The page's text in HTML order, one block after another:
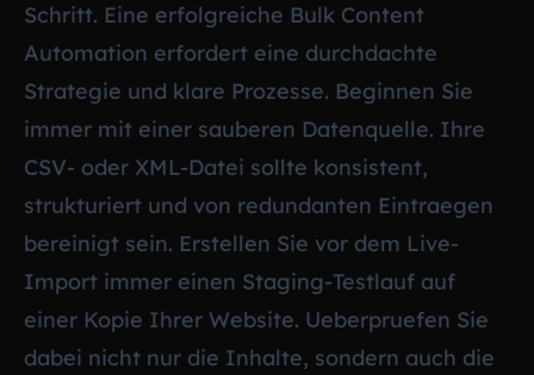
Schritt. Eine erfolgreiche Bulk Content
Automation erfordert eine durchdachte
Strategie und klare Prozesse. Beginnen Sie
immer mit einer sauberen Datenquelle. Ihre
CSV- oder XML-Datei sollte konsistent,
strukturiert und von redundanten Eintraegen
bereinigt sein. Erstellen Sie vor dem Live-
Import immer einen Staging-Testlauf auf
einer Kopie Ihrer Website. Ueberpruefen Sie
dabei nicht nur die Inhalte, sondern auch die